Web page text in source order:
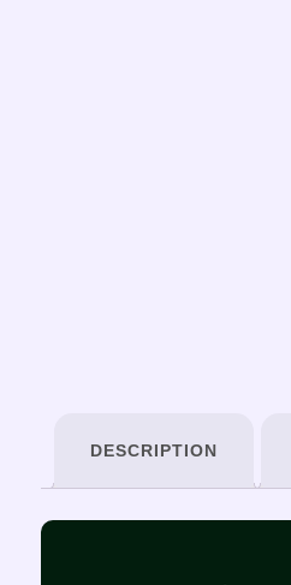
DESCRIPTION